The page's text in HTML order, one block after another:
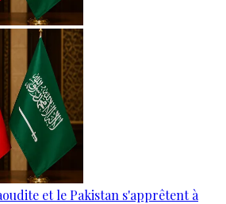
et le Pakistan s'apprêtent à